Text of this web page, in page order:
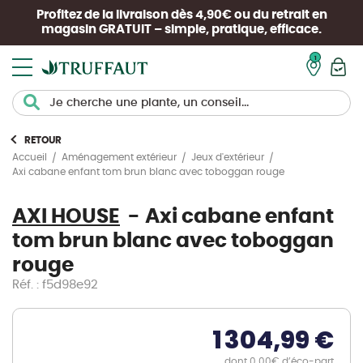
Profitez de la livraison dès 4,90€ ou du retrait en
magasin GRATUIT – simple, pratique, efficace.
RETOUR
Accueil
Aménagement extérieur
Jeux d'extérieur
Axi cabane enfant tom brun blanc avec toboggan rouge
AXI HOUSE
Axi cabane enfant
tom brun blanc avec toboggan
rouge
Réf. : f5d98e92
1 304,99 €